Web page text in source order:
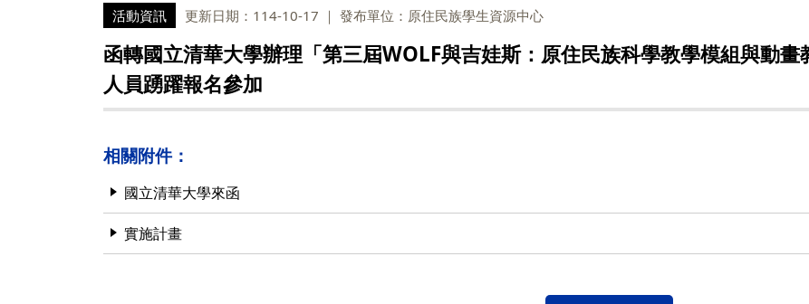
活動資訊 更新日期：114-10-17 發布單位：原住民族學生資源中心
函轉國立清華大學辦理「第三屆WOLF與吉娃斯：原住民族科學教學模組與動
人員踴躍報名參加
相關附件：
國立清華大學來函
實施計畫